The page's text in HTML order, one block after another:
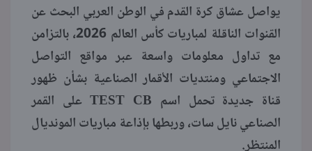
فنجان قهوة
بوابة الطلبة
ملفات
يواصل عشاق كرة القدم في الوطن العربي البحث عن
القنوات الناقلة لمباريات كأس العالم 2026، بالتزامن
مع تداول معلومات واسعة عبر مواقع التواصل
الاجتماعي ومنتديات الأقمار الصناعية بشأن ظهور
قناة جديدة تحمل اسم TEST CB على القمر
الصناعي نايل سات، وربطها بإذاعة مباريات المونديال
المنتظر.